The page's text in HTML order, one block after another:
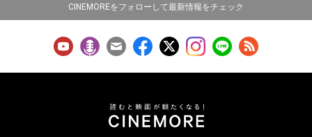
CINEMOREをフォローして最新情報をチェック